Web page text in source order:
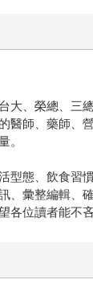
大、榮總、三
醫師、藥師、
。
型態、飲食習
、彙整編輯、
各位讀者能不吝